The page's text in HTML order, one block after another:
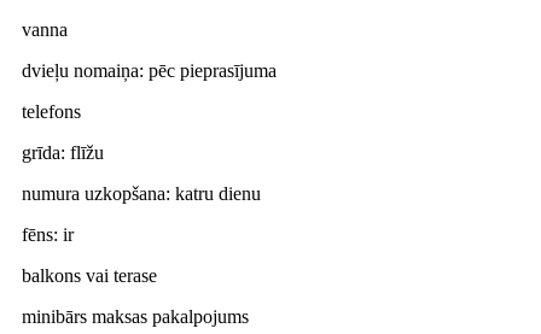
vanna
dvieļu nomaiņa: pēc pieprasījuma
telefons
grīda: flīžu
numura uzkopšana: katru dienu
fēns: ir
balkons vai terase
minibārs maksas pakalpojums